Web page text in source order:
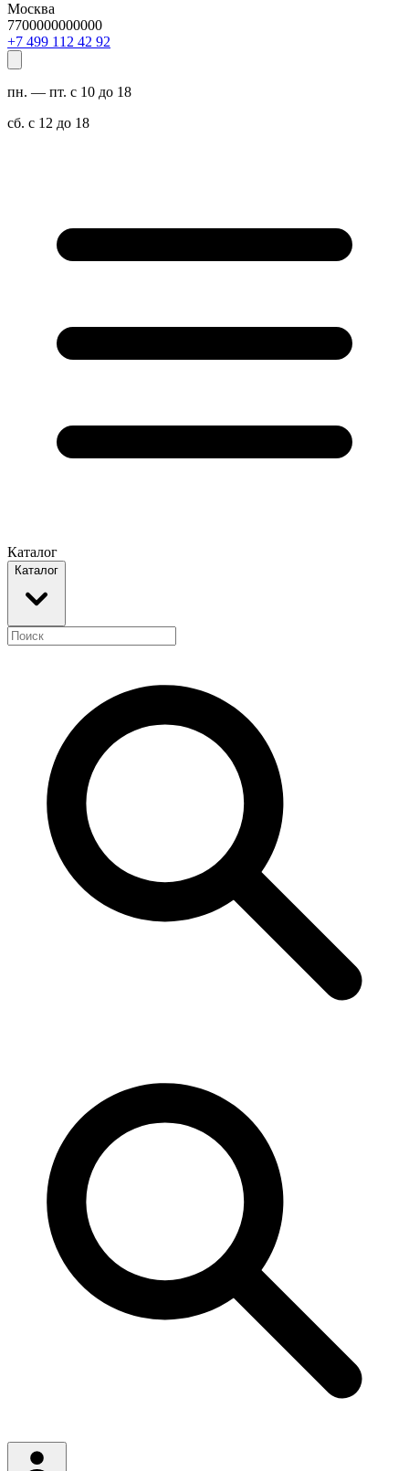
Москва
7700000000000
29 24 211 994 7+
пн. — пт. с 10 до 18
сб. с 12 до 18
Каталог
Каталог